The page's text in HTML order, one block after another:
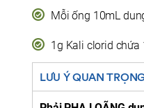
Mỗi ống 10mL
1g Kali clorid
LƯU Ý QUAN